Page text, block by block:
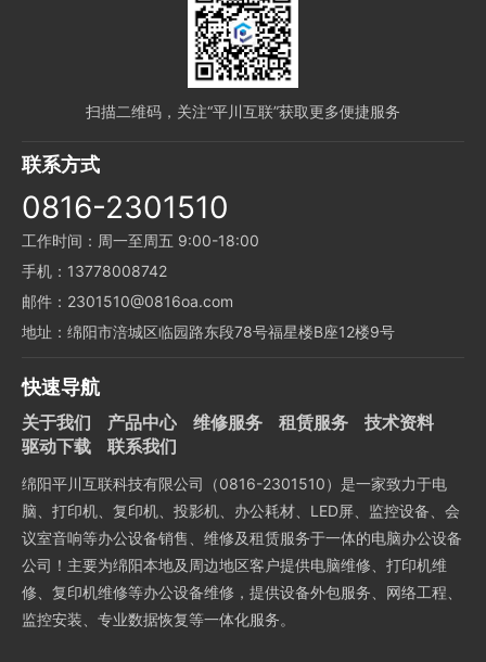
扫描二维码，关注“平川互联”获取更多便捷服务
联系方式
0816-2301510
工作时间：周一至周五 9:00-18:00
手机：13778008742
邮件：2301510@0816oa.com
地址：绵阳市涪城区临园路东段78号福星楼B座12楼9号
快速导航
关于我们 产品中心 维修服务 租赁服务
技术资料
驱动下载
联系我们
绵阳平川互联科技有限公司（0816-2301510）是一家致力于电
脑、打印机、复印机、投影机、办公耗材、LED屏、监控设备、会
议室音响等办公设备销售、维修及租赁服务于一体的电脑办公设备
公司！主要为绵阳本地及周边地区客户提供电脑维修、打印机维
修、复印机维修等办公设备维修，提供设备外包服务、网络工程、
监控安装、专业数据恢复等一体化服务。